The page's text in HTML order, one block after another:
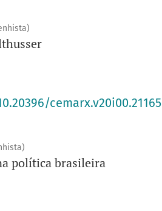
cemarx.v20i00.21165
política brasileira